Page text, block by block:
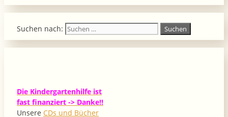
Suchen nach:
Die Kindergartenhilfe ist
fast finanziert -> Danke!!
Unsere CDs und Bücher